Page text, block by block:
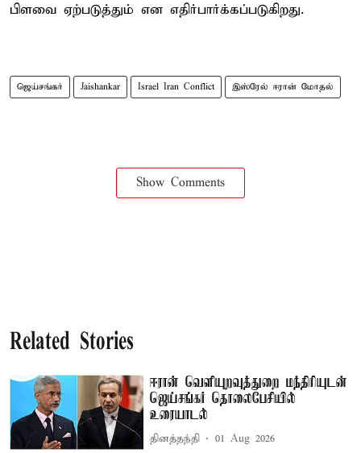
பிளவை ஏற்படுத்தும் என எதிர்பார்க்கப்படுகிறது.
ஜெய்சங்கர் Jaishankar Israel Iran Conflict இஸ்ரேல் ஈரான் மோதல்
Show Comments
Related Stories
ஈரான் வெளியுறவுத்துறை மந்திரியுடன்
ஜெய்சங்கர் தொலைபேசியில்
உரையாடல்
தினத்தந்தி 01 Aug 2026